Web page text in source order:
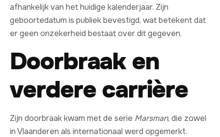
afhankelijk van het huidige kalenderjaar. Zijn
geboortedatum is publiek bevestigd, wat betekent dat
er geen onzekerheid bestaat over dit gegeven.
Doorbraak en
verdere carrière
Zijn doorbraak kwam met de serie Marsman, die zowel
in Vlaanderen als internationaal werd opgemerkt.